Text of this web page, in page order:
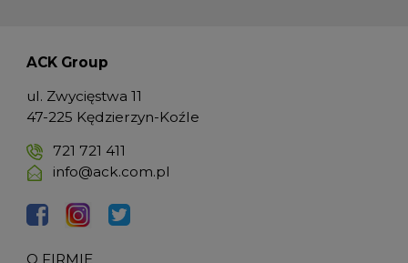
ACK Group
ul. Zwycięstwa 11
47-225 Kędzierzyn-Koźle
721 721 411
info@ack.com.pl
O FIRMIE